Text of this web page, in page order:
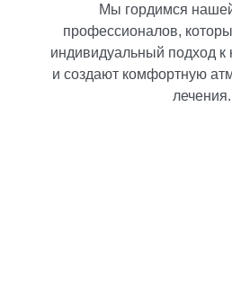
Мы гордимся
профессионалов,
индивидуальный подход к
и создают комфортную
лечения.